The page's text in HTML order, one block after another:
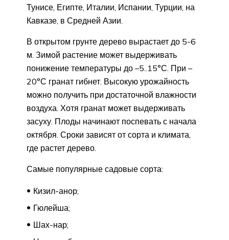
Тунисе, Египте, Италии, Испании, Турции, на
Кавказе, в Средней Азии.
В открытом грунте дерево вырастает до 5-6
м. Зимой растение может выдерживать
понижение температуры до –5..15°С. При –
20°С гранат гибнет. Высокую урожайность
можно получить при достаточной влажности
воздуха. Хотя гранат может выдерживать
засуху. Плоды начинают поспевать с начала
октября. Сроки зависят от сорта и климата,
где растет дерево.
Самые популярные садовые сорта:
Кизил-анор;
Гюлейша;
Шах-нар;